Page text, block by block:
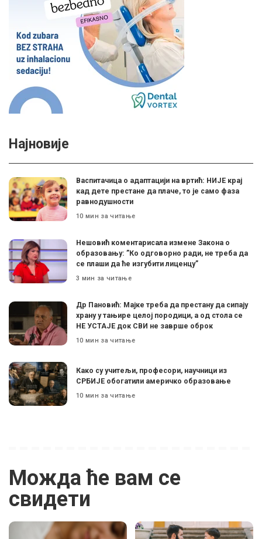
Најновије
Васпитачица о адаптацији на вртић: НИЈЕ крај
кад дете престане да плаче, то је само фаза
равнодушности
10 мин за читање
Нешовић коментарисала измене Закона о
образовању: ”Ко одговорно ради, не треба да
се плаши да ће изгубити лиценцу”
3 мин за читање
Др Пановић: Мајке треба да престану да сипају
храну у тањире целој породици, а од стола се
НЕ УСТАЈЕ док СВИ не заврше оброк
10 мин за читање
Како су учитељи, професори, научници из
СРБИЈЕ обогатили америчко образовање
10 мин за читање
Можда ће вам се
свидети